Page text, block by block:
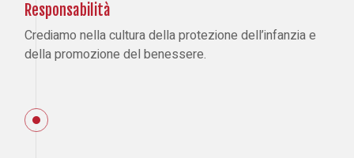
Responsabilità
Crediamo nella cultura della protezione dell’infanzia e
della promozione del benessere.